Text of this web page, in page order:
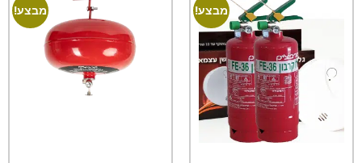
מבצע! מבצע!